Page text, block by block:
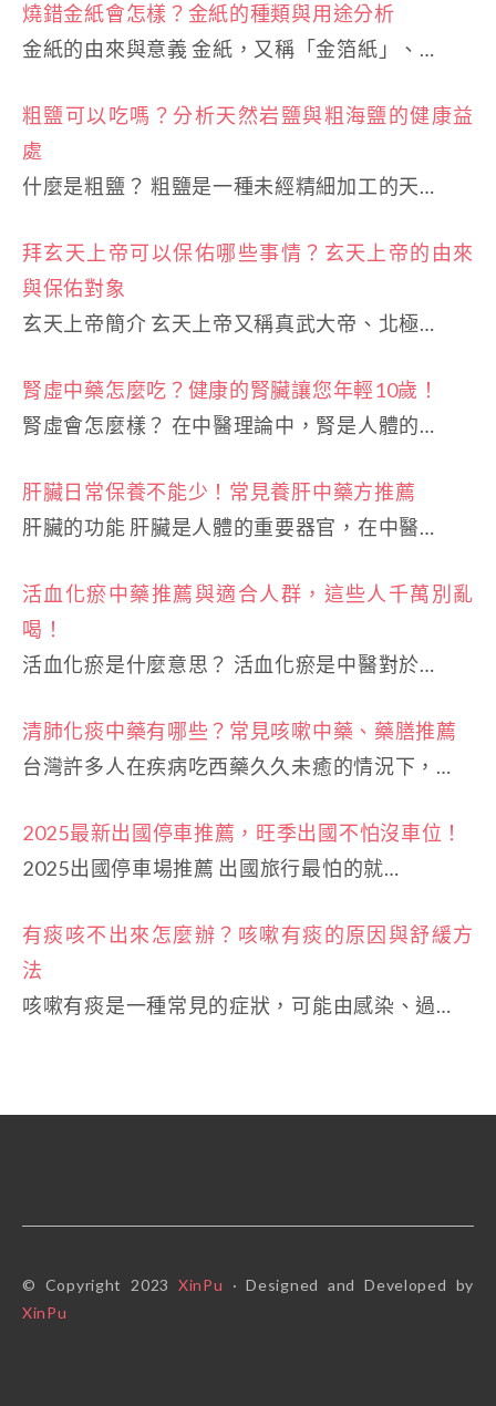
燒錯金紙會怎樣？金紙的種類與用途分析
金紙的由來與意義 金紙，又稱「金箔紙」、…
粗鹽可以吃嗎？分析天然岩鹽與粗海鹽的健康益
處
什麼是粗鹽？ 粗鹽是一種未經精細加工的天…
拜玄天上帝可以保佑哪些事情？玄天上帝的由來
與保佑對象
玄天上帝簡介 玄天上帝又稱真武大帝、北極…
腎虛中藥怎麼吃？健康的腎臟讓您年輕10歲！
腎虛會怎麼樣？ 在中醫理論中，腎是人體的…
肝臟日常保養不能少！常見養肝中藥方推薦
肝臟的功能 肝臟是人體的重要器官，在中醫…
活血化瘀中藥推薦與適合人群，這些人千萬別亂
喝！
活血化瘀是什麼意思？ 活血化瘀是中醫對於…
清肺化痰中藥有哪些？常見咳嗽中藥、藥膳推薦
台灣許多人在疾病吃西藥久久未癒的情況下，…
2025最新出國停車推薦，旺季出國不怕沒車位！
2025出國停車場推薦 出國旅行最怕的就…
有痰咳不出來怎麼辦？咳嗽有痰的原因與舒緩方
法
咳嗽有痰是一種常見的症狀，可能由感染、過…
© Copyright 2023XinPu · Designed and Developed by
XinPu